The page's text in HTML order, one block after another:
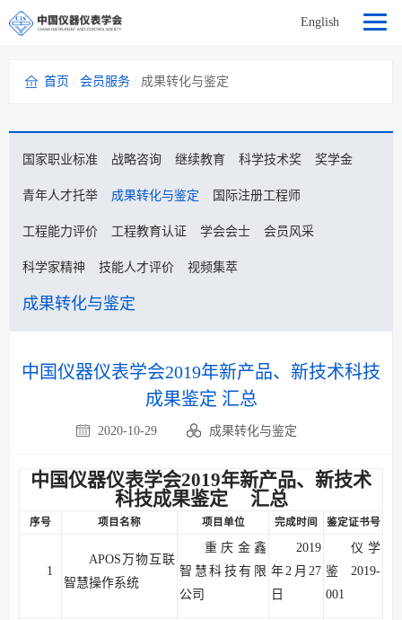
English
首页 会员服务 成果转化与鉴定
国家职业标准 战略咨询 继续教育 科学技术奖 奖学金
青年人才托举 成果转化与鉴定 国际注册工程师
工程能力评价 工程教育认证 学会会士 会员风采
科学家精神 技能人才评价 视频集萃
成果转化与鉴定
中国仪器仪表学会2019年新产品、新技术科技
成果鉴定 汇总
2020-10-29 成果转化与鉴定
中国仪器仪表学会2019年新产品、新技术
科技成果鉴定 汇总
序号 项目名称 项目单位 完成时间 鉴定证书号
1
APOS万物互联
智慧操作系统
重庆金鑫
智慧科技有限
公司
2019
年2月27
日
仪学
鉴2019-
001